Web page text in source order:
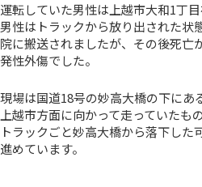
運転していた男性は上越市大和1丁
男性はトラックから放り出された状
院に搬送されましたが、その後死亡
発性外傷でした。
現場は国道18号の妙高大橋の下にあ
上越市方面に向かって走っていたも
トラックごと妙高大橋から落下した
進めています。